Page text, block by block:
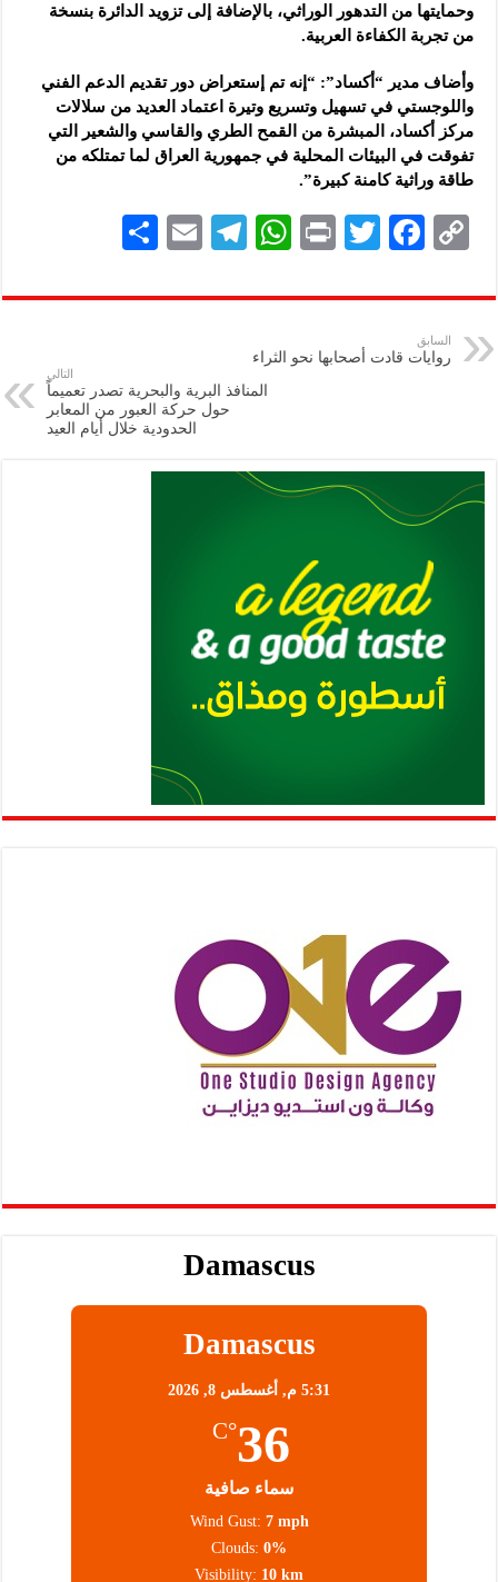
وحمايتها من التدهور الوراثي، بالإضافة إلى تزويد الدائرة بنسخة
من تجربة الكفاءة العربية.
وأضاف مدير “أكساد”: “إنه تم إستعراض دور تقديم الدعم الفني
واللوجستي في تسهيل وتسريع وتيرة اعتماد العديد من سلالات
مركز أكساد، المبشرة من القمح الطري والقاسي والشعير التي
تفوقت في البيئات المحلية في جمهورية العراق لما تمتلكه من
طاقة وراثية كامنة كبيرة”.
C
p
y
Li
F
eb
oo
k
T
tt
P
nt
W
at
A
p
Te
gr
E
ai
ar
السابق
روايات قادت أصحابها نحو الثراء
التالي
المنافذ البرية والبحرية تصدر تعميماً
حول حركة العبور من المعابر
الحدودية خلال أيام العيد
Damascus
Damascus
5:31 م, أغسطس 8, 2026
36
°C
سماء صافية
Wind Gust: 7 mph
Clouds: 0%
Visibility: 10 km